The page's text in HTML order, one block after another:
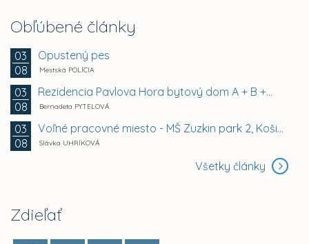
Obľúbené články
03
08
Opustený pes
Mestská POLÍCIA
03
08
Rezidencia Pavlova Hora bytový dom A + B +...
Bernadeta PYTELOVÁ
03
08
Voľné pracovné miesto - MŠ Zuzkin park 2, Košice -...
Slávka UHRÍKOVÁ
Všetky články
Zdieľať